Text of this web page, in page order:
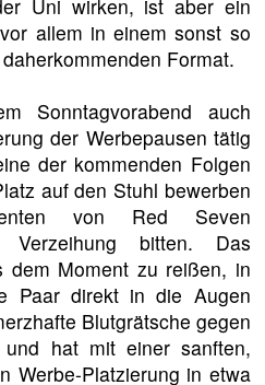
Uni wirken, ist aber ein
allem in einem sonst so
Format.
Sonntagvorabend auch
der Werbepausen tätig
der kommenden Folgen
auf den Stuhl bewerben
von Red Seven
Verzeihung bitten. Das
dem Moment zu reißen, in
Paar direkt in die Augen
Blutgrätsche gegen
und hat mit einer sanften,
Werbe-Platzierung in etwa